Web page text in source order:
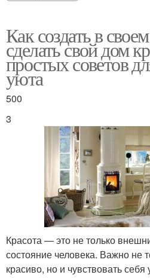
Как создать в
сделать свой дом
простых советов
уюта
500
3
Красота — это не только
состояние человека. Важно не
красиво, но и чувствовать